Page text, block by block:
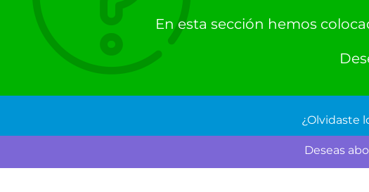
En esta sección hemos
¿Olvidaste
Deseas